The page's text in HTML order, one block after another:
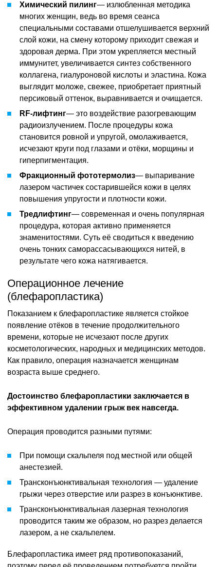
Химический пилинг— излюбленная методика
многих женщин, ведь во время сеанса
специальными составами отшелушивается верхний
слой кожи, на смену которому приходит свежая и
здоровая дерма. При этом укрепляется местный
иммунитет, увеличивается синтез собственного
коллагена, гиалуроновой кислоты и эластина. Кожа
выглядит моложе, свежее, приобретает приятный
персиковый оттенок, выравнивается и очищается.
RF-лифтинг— это воздействие разогревающим
радиоизлучением. После процедуры кожа
становится ровной и упругой, омолаживается,
исчезают круги под глазами и отёки, морщины и
гиперпигментация.
Фракционный фототермолиз— выпаривание
лазером частичек состарившейся кожи в целях
повышения упругости и плотности кожи.
Тредлифтинг— современная и очень популярная
процедура, которая активно применяется
знаменитостями. Суть её сводиться к введению
очень тонких саморассасывающихся нитей, в
результате чего кожа натягивается.
Операционное лечение
(блефаропластика)
Показанием к блефаропластике является стойкое
появление отёков в течение продолжительного
времени, которые не исчезают после других
косметологических, народных и медицинских методов.
Как правило, операция назначается женщинам
возраста выше среднего.
Достоинство блефаропластики заключается в
эффективном удалении грыж век навсегда.
Операция проводится разными путями:
При помощи скальпеля под местной или общей
анестезией.
Трансконъюнктивальная технология — удаление
грыжи через отверстие или разрез в конъюнктиве.
Трансконъюнктивальная лазерная технология
проводится таким же образом, но разрез делается
лазером, а не скальпелем.
Блефаропластика имеет ряд противопоказаний,